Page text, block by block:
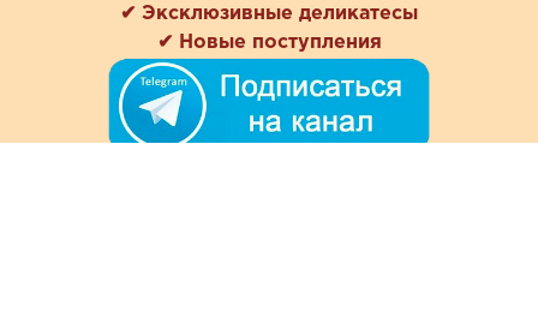
✔ Эксклюзивные деликатесы
✔ Новые поступления